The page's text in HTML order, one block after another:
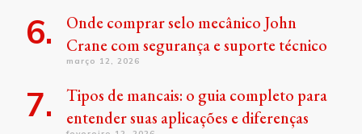
Onde comprar selo mecânico John
Crane com segurança e suporte técnico
março 12, 2026
Tipos de mancais: o guia completo para
entender suas aplicações e diferenças